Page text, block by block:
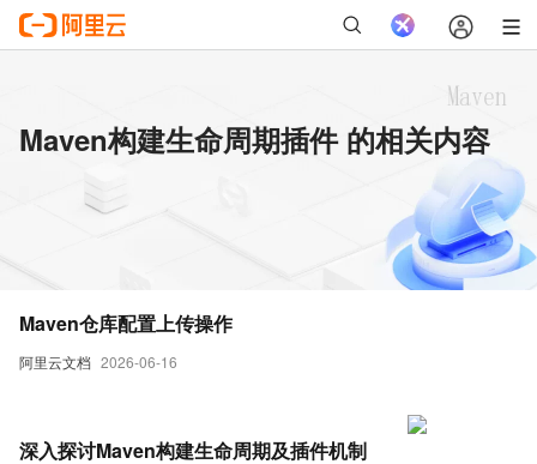
Maven构建生命周期插件 的相关内容
阿里云文档 2026-06-16
Maven仓库配置上传操作
深入探讨Maven构建生命周期及插件机制